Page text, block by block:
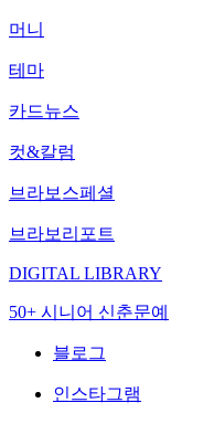
머니
테마
카드뉴스
컷&칼럼
브라보스페셜
브라보리포트
DIGITAL LIBRARY
50+ 시니어 신춘문예
블로그
인스타그램